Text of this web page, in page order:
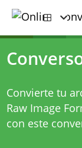
Convierte tu
Raw Image
con este